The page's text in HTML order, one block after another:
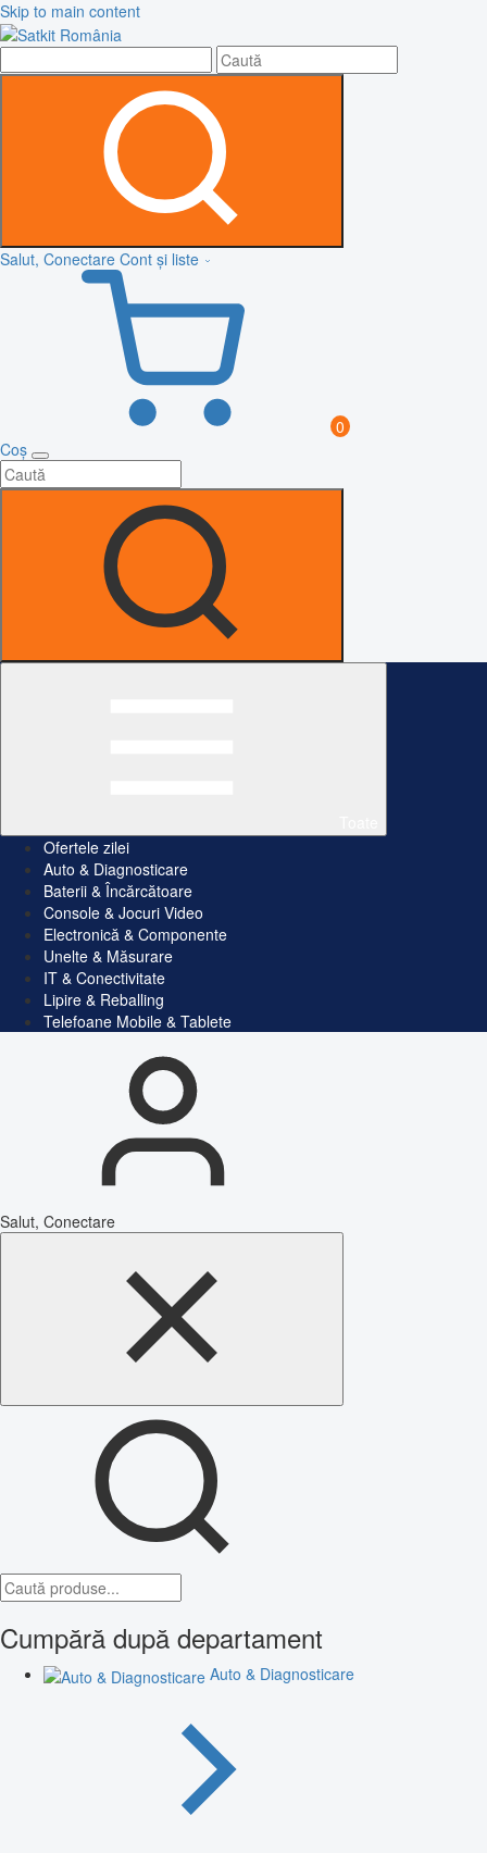
Skip to main content
Salut, Conectare Cont și liste
0
Coș
Ofertele zilei
Auto & Diagnosticare
Baterii & Încărcătoare
Console & Jocuri Video
Electronică & Componente
Unelte & Măsurare
IT & Conectivitate
Lipire & Reballing
Telefoane Mobile & Tablete
Salut, Conectare
Cumpără după departament
Auto & Diagnosticare